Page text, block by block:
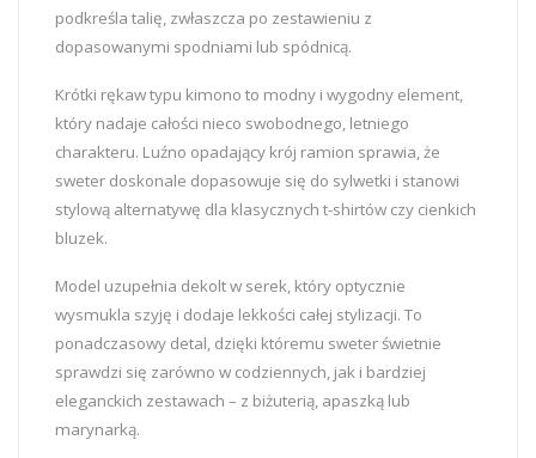
podkreśla talię, zwłaszcza po zestawieniu z
dopasowanymi spodniami lub spódnicą.
Krótki rękaw typu kimono to modny i wygodny element,
który nadaje całości nieco swobodnego, letniego
charakteru. Luźno opadający krój ramion sprawia, że
sweter doskonale dopasowuje się do sylwetki i stanowi
stylową alternatywę dla klasycznych t-shirtów czy cienkich
bluzek.
Model uzupełnia dekolt w serek, który optycznie
wysmukla szyję i dodaje lekkości całej stylizacji. To
ponadczasowy detal, dzięki któremu sweter świetnie
sprawdzi się zarówno w codziennych, jak i bardziej
eleganckich zestawach – z biżuterią, apaszką lub
marynarką.